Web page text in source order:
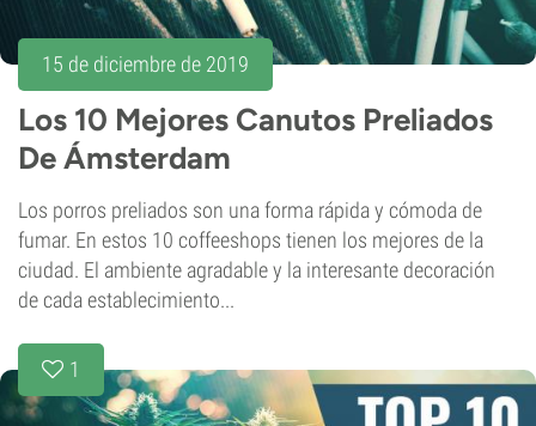
15 de diciembre de 2019
Los 10 Mejores Canutos Preliados
De Ámsterdam
Los porros preliados son una forma rápida y cómoda de
fumar. En estos 10 coffeeshops tienen los mejores de la
ciudad. El ambiente agradable y la interesante decoración
de cada establecimiento...
1